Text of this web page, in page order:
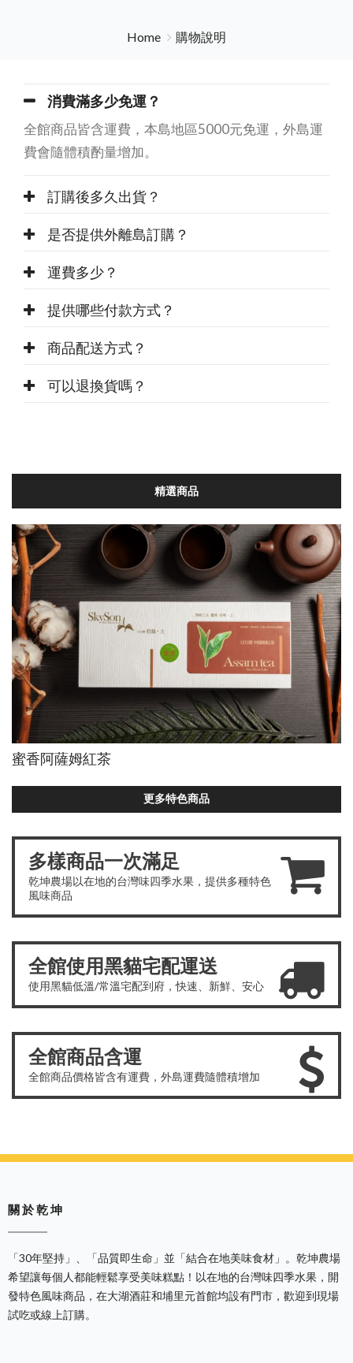
Home 購物說明
消費滿多少免運？
全館商品皆含運費，本島地區5000元免運，外島運
費會隨體積酌量增加。
訂購後多久出貨？
是否提供外離島訂購？
運費多少？
提供哪些付款方式？
商品配送方式？
可以退換貨嗎？
精選商品
蜜香阿薩姆紅茶
更多特色商品
多樣商品一次滿足
乾坤農場以在地的台灣味四季水果，提供多種特色
風味商品
全館使用黑貓宅配運送
使用黑貓低溫/常溫宅配到府，快速、新鮮、安心
全館商品含運
全館商品價格皆含有運費，外島運費隨體積增加
關 於 乾 坤
「30年堅持」、「品質即生命」並「結合在地美味食材」。乾坤農場
希望讓每個人都能輕鬆享受美味糕點！以在地的台灣味四季水果，開
發特色風味商品，在大湖酒莊和埔里元首館均設有門市，歡迎到現場
試吃或線上訂購。